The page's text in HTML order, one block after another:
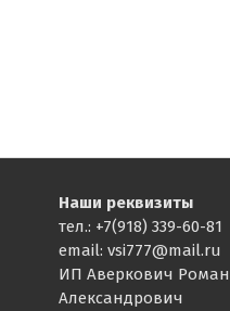
Наши реквизиты
тел.: +7(918) 339-60-81
email: vsi777@mail.ru
ИП Аверкович Роман
Александрович